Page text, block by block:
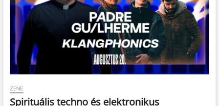
ZENE
Spirituális techno és elektronikus